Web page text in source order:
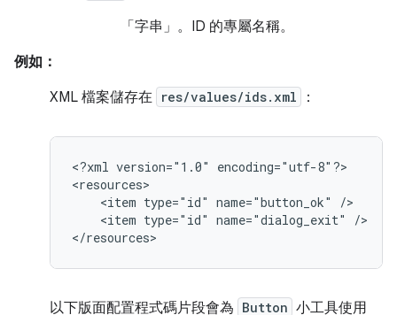
「字串」。 ID 的專屬名稱。
例如：
XML 檔案儲存在 res/values/ids.xml ：
<?xml version="1.0"
encoding="utf-8"?>
<item type="id" name="button_ok"
<item type="id" name="dialog_exit"
/>
</resources>
以下版面配置程式碼片段會為 Button 小工具使用